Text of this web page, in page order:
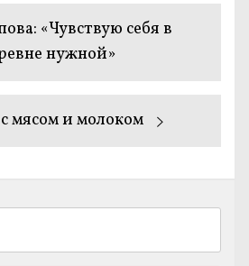
«Чувствую себя в
нужной»
мясом и молоком